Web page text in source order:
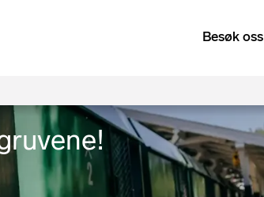
Besøk oss